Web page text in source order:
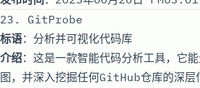
23. GitProbe
标语：分析并可视化代码库
介绍：这是一款智能代码分析工具，它
图，并深入挖掘任何GitHub仓库的深层